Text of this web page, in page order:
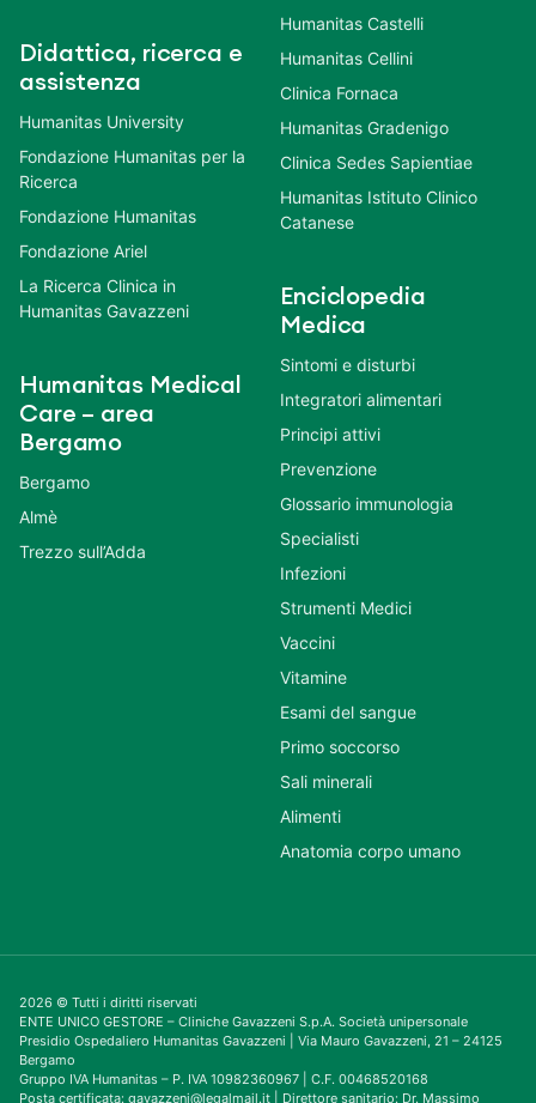
Didattica, ricerca e
assistenza
Humanitas University
Fondazione Humanitas per la
Ricerca
Fondazione Humanitas
Fondazione Ariel
La Ricerca Clinica in
Humanitas Gavazzeni
Humanitas Medical
Care – area
Bergamo
Bergamo
Almè
Trezzo sull’Adda
Humanitas Castelli
Humanitas Cellini
Clinica Fornaca
Humanitas Gradenigo
Clinica Sedes Sapientiae
Humanitas Istituto Clinico
Catanese
Enciclopedia
Medica
Sintomi e disturbi
Integratori alimentari
Principi attivi
Prevenzione
Glossario immunologia
Specialisti
Infezioni
Strumenti Medici
Vaccini
Vitamine
Esami del sangue
Primo soccorso
Sali minerali
Alimenti
Anatomia corpo umano
2026 © Tutti i diritti riservati
ENTE UNICO GESTORE – Cliniche Gavazzeni S.p.A. Società unipersonale
Presidio Ospedaliero Humanitas Gavazzeni | Via Mauro Gavazzeni, 21 – 24125
Bergamo
Gruppo IVA Humanitas – P. IVA 10982360967 | C.F. 00468520168
Posta certificata: gavazzeni@legalmail.it | Direttore sanitario: Dr. Massimo